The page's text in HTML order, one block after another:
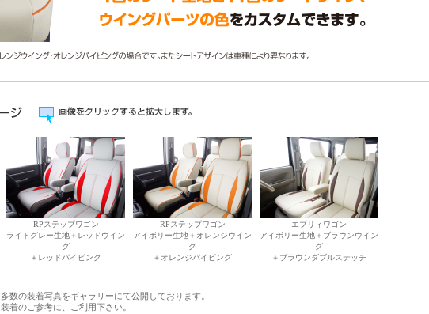
RPステップワゴン
ライトグレー生地＋レッドウイン
グ
＋レッドパイピング
RPステップワゴン
アイボリー生地＋オレンジウイン
グ
＋オレンジパイピング
エブリィワゴン
アイボリー生地＋ブラウンウイン
グ
＋ブラウンダブルステッチ
多数の装着写真をギャラリーにて公開しております。
装着のご参考に、ご利用下さい。